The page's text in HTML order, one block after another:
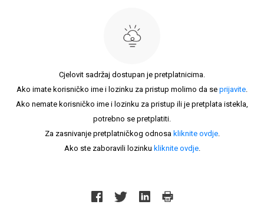
Cjelovit sadržaj dostupan je pretplatnicima.
Ako imate korisničko ime i lozinku za pristup molimo da se prijavite.
Ako nemate korisničko ime i lozinku za pristup ili je pretplata istekla,
potrebno se pretplatiti.
Za zasnivanje pretplatničkog odnosa kliknite ovdje.
Ako ste zaboravili lozinku kliknite ovdje.